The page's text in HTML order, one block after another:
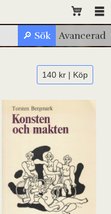
140 kr | Köp